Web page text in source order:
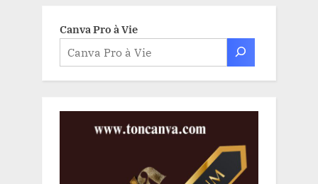
Canva Pro à Vie